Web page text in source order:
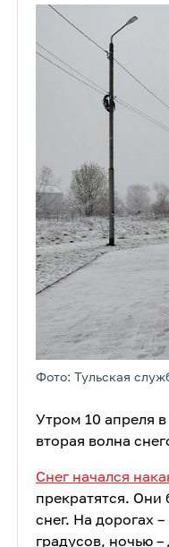
Фото: Тульская
Утром 10 апреля
вторая волна
Снег начался
прекратятся.
снег. На дорогах
градусов, ночью –